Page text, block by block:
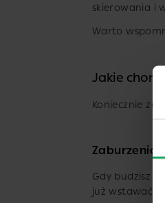
skierowania i
Warto
Jakie
Koniecznie
Zaburzenia
Gdy budzisz
już wstawać